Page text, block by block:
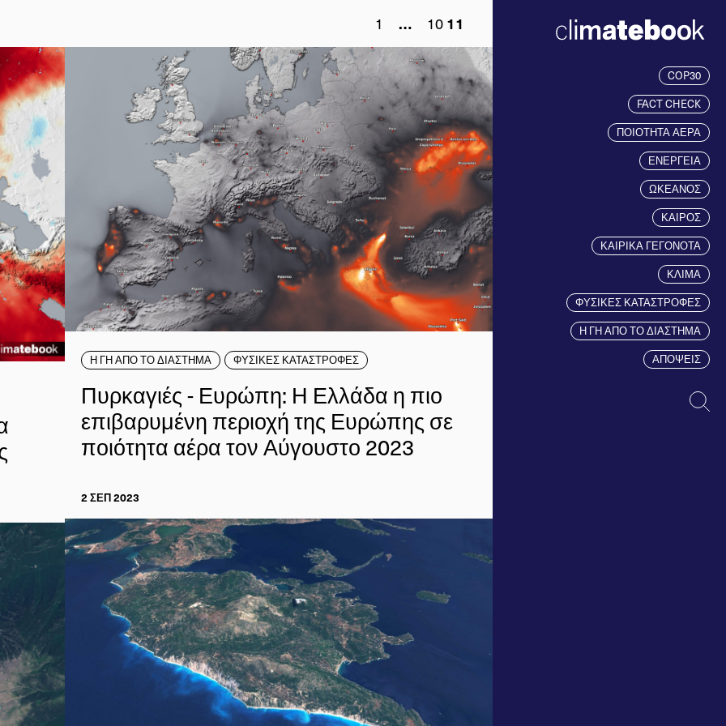
COP30
FACT CHECK
ΠΟΙΟΤΗΤΑ ΑΕΡΑ
ΕΝΕΡΓΕΙΑ
ΩΚΕΑΝΟΣ
ΚΑΙΡΟΣ
ΚΑΙΡΙΚΑ ΓΕΓΟΝΟΤΑ
ΚΛΙΜΑ
ΦΥΣΙΚΕΣ ΚΑΤΑΣΤΡΟΦΕΣ
Η ΓΗ ΑΠΟ ΤΟ ΔΙΑΣΤΗΜΑ
ΑΠΟΨΕΙΣ
1 … 10 11
Η ΓΗ ΑΠΟ ΤΟ ΔΙΑΣΤΗΜΑ ΦΥΣΙΚΕΣ ΚΑΤΑΣΤΡΟΦΕΣ
Πυρκαγιές - Ευρώπη: Η Ελλάδα η πιο
επιβαρυμένη περιοχή της Ευρώπης σε
ποιότητα αέρα τον Αύγουστο 2023
2 ΣΕΠ 2023